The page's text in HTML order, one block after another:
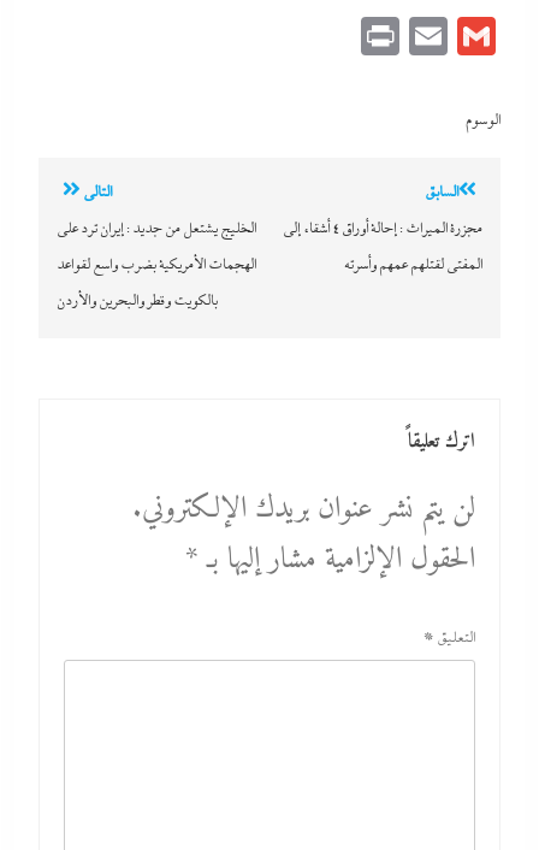
Gmail
Email
الوسوم
تصفّح
المقالات
السابق
​مجزرة الميراث : إحالة أوراق 4 أشقاء إلى
المفتي لقتلهم عمهم وأسرته
التالي
الخليج يشتعل من جديد : إيران ترد على
الهجمات الأمريكية بضرب واسع لقواعد
بالكويت وقطر والبحرين والأردن
اترك تعليقاً
لن يتم نشر عنوان بريدك الإلكتروني.
الحقول الإلزامية مشار إليها بـ*
التعليق *